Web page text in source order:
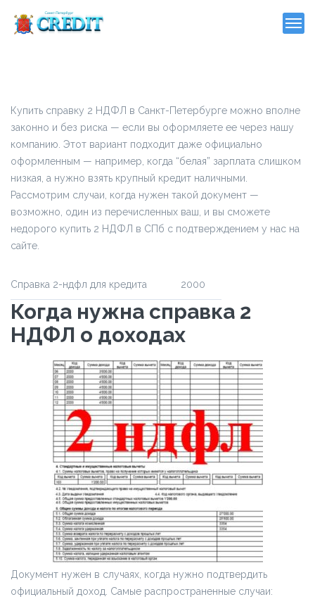
Купить справку 2 НДФЛ в Санкт-Петербурге можно вполне
законно и без риска — если вы оформляете ее через нашу
компанию. Этот вариант подходит даже официально
оформленным — например, когда “белая” зарплата слишком
низкая, а нужно взять крупный кредит наличными.
Рассмотрим случаи, когда нужен такой документ —
возможно, один из перечисленных ваш, и вы сможете
недорого купить 2 НДФЛ в СПб с подтверждением у нас на
сайте.
Справка 2-ндфл для кредита 2000
Когда нужна справка 2
НДФЛ о доходах
Документ нужен в случаях, когда нужно подтвердить
официальный доход. Самые распространенные случаи: